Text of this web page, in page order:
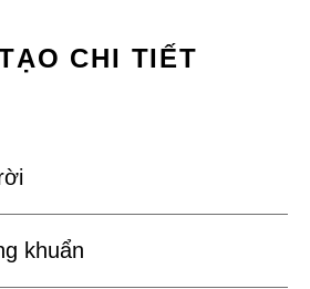
CHI TIẾT
khuẩn